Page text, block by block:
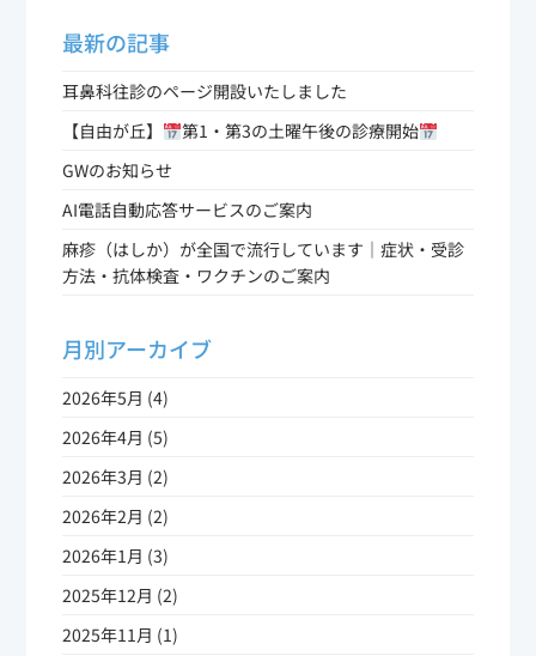
最新の記事
耳鼻科往診のページ開設いたしました
【自由が丘】
第1・第3の土曜午後の診療開始
GWのお知らせ
AI電話自動応答サービスのご案内
麻疹（はしか）が全国で流行しています｜症状・受診
方法・抗体検査・ワクチンのご案内
月別アーカイブ
2026年5月 (4)
2026年4月 (5)
2026年3月 (2)
2026年2月 (2)
2026年1月 (3)
2025年12月 (2)
2025年11月 (1)